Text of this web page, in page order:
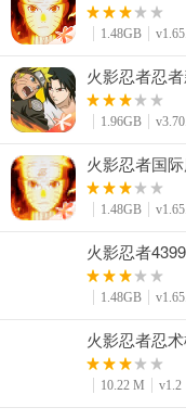
1.48GB
火影忍者忍
1.96GB
火影忍者国
1.48GB
火影忍者
1.48GB
火影忍者忍
10.22 M v1.2